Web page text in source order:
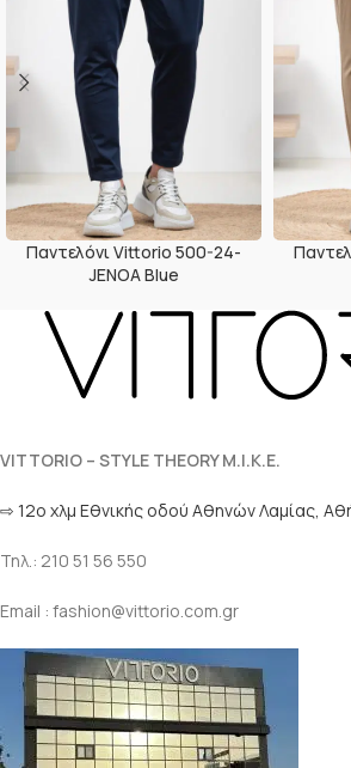
Παντελόνι Vittorio 500-24-
JENOA Blue
VITTORIO – STYLE THEORY M.I.K.E.
⇨ 12ο χλμ Eθνικής οδού Αθηνών Λαμίας,
Τηλ.: 210 51 56 550
Email : fashion@vittorio.com.gr